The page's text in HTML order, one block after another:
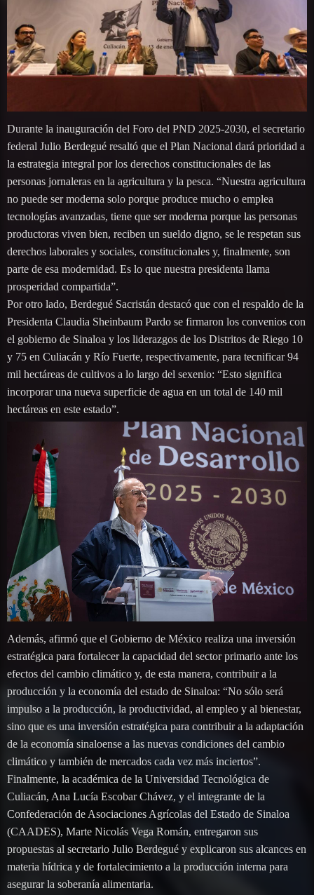
Durante la inauguración del Foro del PND 2025-2030, el secretario
federal Julio Berdegué resaltó que el Plan Nacional dará prioridad a
la estrategia integral por los derechos constitucionales de las
personas jornaleras en la agricultura y la pesca. “Nuestra agricultura
no puede ser moderna solo porque produce mucho o emplea
tecnologías avanzadas, tiene que ser moderna porque las personas
productoras viven bien, reciben un sueldo digno, se le respetan sus
derechos laborales y sociales, constitucionales y, finalmente, son
parte de esa modernidad. Es lo que nuestra presidenta llama
prosperidad compartida”.
Por otro lado, Berdegué Sacristán destacó que con el respaldo de la
Presidenta Claudia Sheinbaum Pardo se firmaron los convenios con
el gobierno de Sinaloa y los liderazgos de los Distritos de Riego 10
y 75 en Culiacán y Río Fuerte, respectivamente, para tecnificar 94
mil hectáreas de cultivos a lo largo del sexenio: “Esto significa
incorporar una nueva superficie de agua en un total de 140 mil
hectáreas en este estado”.
Además, afirmó que el Gobierno de México realiza una inversión
estratégica para fortalecer la capacidad del sector primario ante los
efectos del cambio climático y, de esta manera, contribuir a la
producción y la economía del estado de Sinaloa: “No sólo será
impulso a la producción, la productividad, al empleo y al bienestar,
sino que es una inversión estratégica para contribuir a la adaptación
de la economía sinaloense a las nuevas condiciones del cambio
climático y también de mercados cada vez más inciertos”.
Finalmente, la académica de la Universidad Tecnológica de
Culiacán, Ana Lucía Escobar Chávez, y el integrante de la
Confederación de Asociaciones Agrícolas del Estado de Sinaloa
(CAADES), Marte Nicolás Vega Román, entregaron sus
propuestas al secretario Julio Berdegué y explicaron sus alcances en
materia hídrica y de fortalecimiento a la producción interna para
asegurar la soberanía alimentaria.